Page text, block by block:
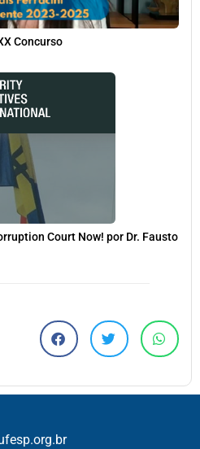
Concurso
Court Now! por Dr. Fausto